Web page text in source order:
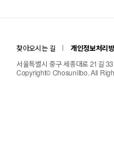
찾아오시는 길 개인정보처리
서울특별시 중구 세종대로 21길
Copyright© Chosunilbo. All